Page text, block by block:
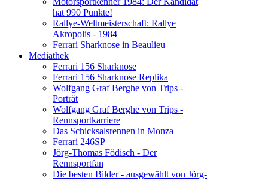
hat 990 Punkte!
Rallye-Weltmeisterschaft: Rallye
Akropolis - 1984
Ferrari Sharknose in Beaulieu
Mediathek
Ferrari 156 Sharknose
Ferrari 156 Sharknose Replika
Wolfgang Graf Berghe von Trips -
Porträt
Wolfgang Graf Berghe von Trips -
Rennsportkarriere
Das Schicksalsrennen in Monza
Ferrari 246SP
Jörg-Thomas Födisch - Der
Rennsportfan
Die besten Bilder - ausgewählt von Jörg-